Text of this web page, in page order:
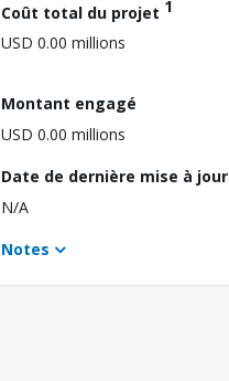
Coût total du projet 1
USD 0.00 millions
Montant engagé
USD 0.00 millions
Date de dernière mise à jour
N/A
Notes